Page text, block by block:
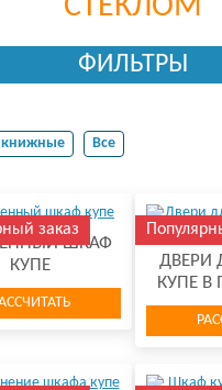
СТЕКЛОМ
ФИЛЬТРЫ
книжные Все
заказ
ШКАФ
КУПЕ
ДВЕРИ
КУПЕ